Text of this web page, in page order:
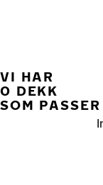
VI HAR
0 DEKK
SOM